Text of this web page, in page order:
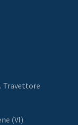
Travettore
(VI)